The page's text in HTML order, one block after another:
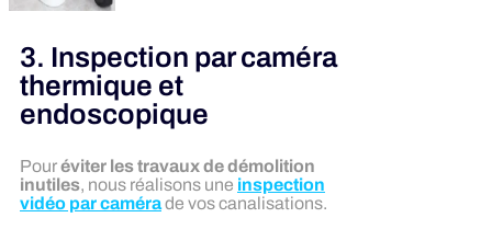
3. Inspection par caméra
thermique et
endoscopique
Pouréviter les travaux de démolition
inutiles, nous réalisons une inspection
vidéo par camérade vos canalisations.